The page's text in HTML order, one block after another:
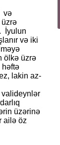
və
İyulun
və iki
ölkə üzrə
həftə
lakin az-
valideynlər
üzərinə
ailə öz